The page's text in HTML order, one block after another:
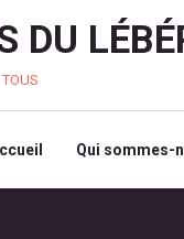
DU
Qui sommes-